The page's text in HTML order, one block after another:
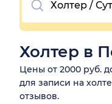
Холтер в
Цены от 2000 руб.
для записи на
отзывов.